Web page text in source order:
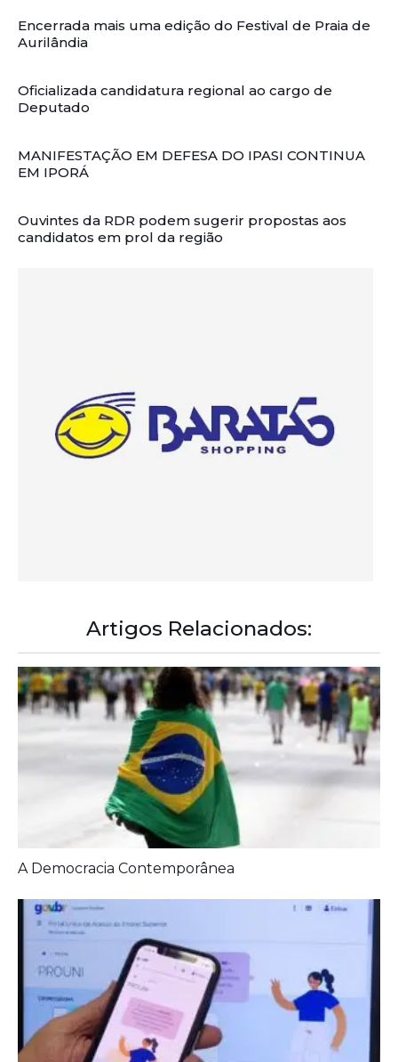
Encerrada mais uma edição do Festival de Praia de
Aurilândia
Oficializada candidatura regional ao cargo de
Deputado
MANIFESTAÇÃO EM DEFESA DO IPASI CONTINUA
EM IPORÁ
Ouvintes da RDR podem sugerir propostas aos
candidatos em prol da região
Artigos Relacionados:
A Democracia Contemporânea